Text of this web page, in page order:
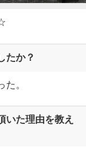
たか？
。
いた理由を教え